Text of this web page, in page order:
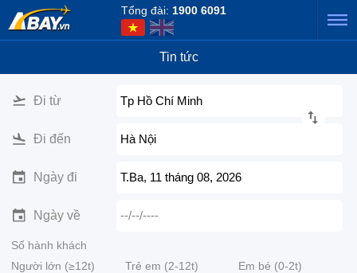
Tổng đài: 1900 6091
Tin tức
Đi từ Tp Hồ Chí Minh
Đi đến Hà Nội
Ngày đi T.Ba, 11 tháng 08, 2026
Ngày về --/--/----
Số hành khách
Người lớn (≥12t)
Trẻ em (2-12t) Em bé (0-2t)